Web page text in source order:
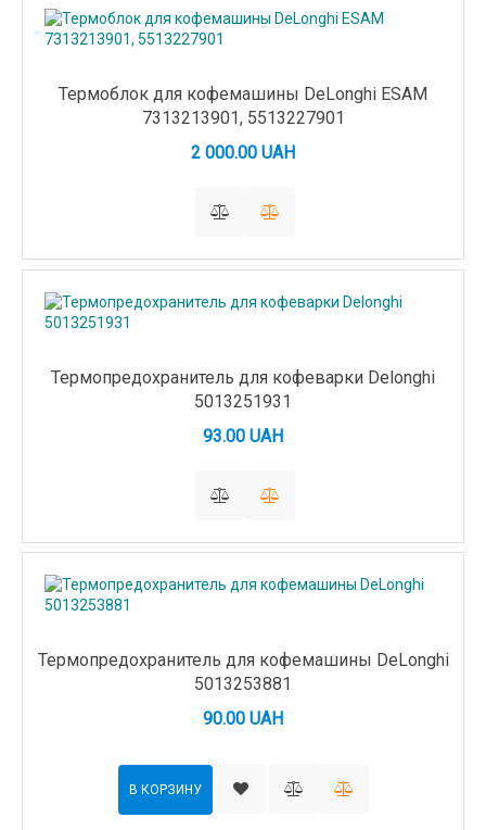
Термоблок для кофемашины DeLonghi ESAM
7313213901, 5513227901
2 000.00 UAH
Термопредохранитель для кофеварки Delonghi
5013251931
93.00 UAH
Термопредохранитель для кофемашины DeLonghi
5013253881
90.00 UAH
В КОРЗИНУ